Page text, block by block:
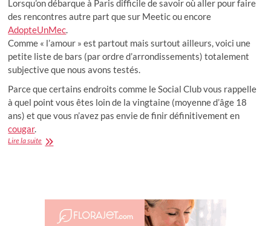
Lorsqu’on débarque à Paris difficile de savoir où aller pour faire
des rencontres autre part que sur Meetic ou encore
AdopteUnMec.
Comme « l’amour » est partout mais surtout ailleurs, voici une
petite liste de bars (par ordre d’arrondissements) totalement
subjective que nous avons testés.
Parce que certains endroits comme le Social Club vous rappelle
à quel point vous êtes loin de la vingtaine (moyenne d’âge 18
ans) et que vous n’avez pas envie de finir définitivement en
cougar.
Lire la suite10